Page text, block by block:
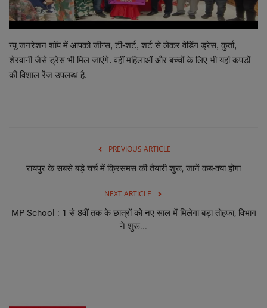
छत्तीसगढ़ इतिहास
मनोरंजन
न्यू जनरेशन शॉप में आपको जीन्स, टी-शर्ट, शर्ट से लेकर वेडिंग ड्रेस, कुर्ता,
शेरवानी जैसे ड्रेस भी मिल जाएंगे. वहीं महिलाओं और बच्चों के लिए भी यहां कपड़ों
की विशाल रेंज उपलब्ध है.
PREVIOUS ARTICLE
रायपुर के सबसे बड़े चर्च में क्रिसमस की तैयारी शुरू, जानें कब-क्या होगा
NEXT ARTICLE
MP School : 1 से 8वीं तक के छात्रों को नए साल में मिलेगा बड़ा तोहफा, विभाग
ने शुरू...